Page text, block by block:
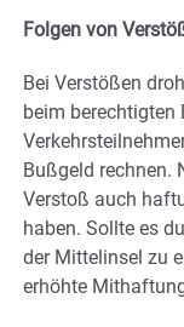
Folgen von
Bei Verstößen
beim berechtigten
Bußgeld rechnen.
Verstoß auch
haben. Sollte es
der Mittelinsel zu
erhöhte